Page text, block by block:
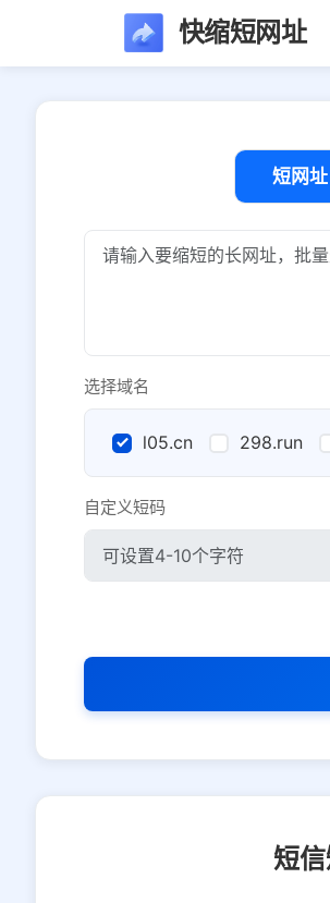
快缩短网址
短网址
选择域名
l05.cn 298.run
自定义短码
社交平台 电商平
选择防红平台类型，避免链接被拦
短